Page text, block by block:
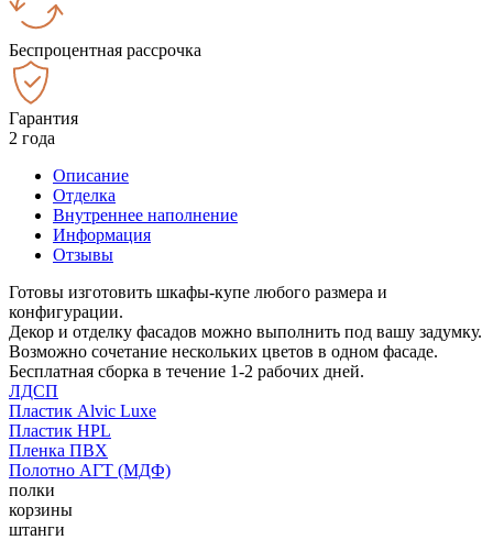
Беспроцентная рассрочка
Гарантия
2 года
Описание
Отделка
Внутреннее наполнение
Информация
Отзывы
Готовы изготовить шкафы-купе любого размера и
конфигурации.
Декор и отделку фасадов можно выполнить под вашу задумку.
Возможно сочетание нескольких цветов в одном фасаде.
Бесплатная сборка в течение 1-2 рабочих дней.
ЛДСП
Пластик Alvic Luxe
Пластик HPL
Пленка ПВХ
Полотно АГТ (МДФ)
полки
корзины
штанги